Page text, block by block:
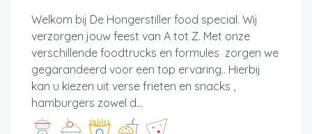
Welkom bij De Hongerstiller food special. Wij
verzorgen jouw feest van A tot Z. Met onze
verschillende foodtrucks en formules zorgen we
gegarandeerd voor een top ervaring.. Hierbij
kan u kiezen uit verse frieten en snacks ,
hamburgers zowel d...